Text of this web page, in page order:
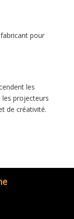
pour
les
les projecteurs
de créativité.